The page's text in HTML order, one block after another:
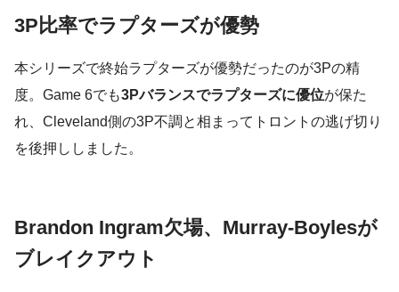
3P比率でラプターズが優勢
本シリーズで終始ラプターズが優勢だったのが3Pの精
度。Game 6でも3Pバランスでラプターズに優位が保た
れ、Cleveland側の3P不調と相まってトロントの逃げ切り
を後押ししました。
Brandon Ingram欠場、Murray-Boylesが
ブレイクアウト